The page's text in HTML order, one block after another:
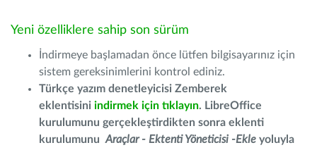
Yeni özelliklere sahip son sürüm
İndirmeye başlamadan önce lütfen bilgisayarınız için
sistem gereksinimlerini kontrol ediniz.
Türkçe yazım denetleyicisi Zemberek
eklentisini indirmek için tıklayın. LibreOffice
kurulumunu gerçekleştirdikten sonra eklenti
kurulumunu Araçlar - Ektenti Yöneticisi -Ekle yoluyla